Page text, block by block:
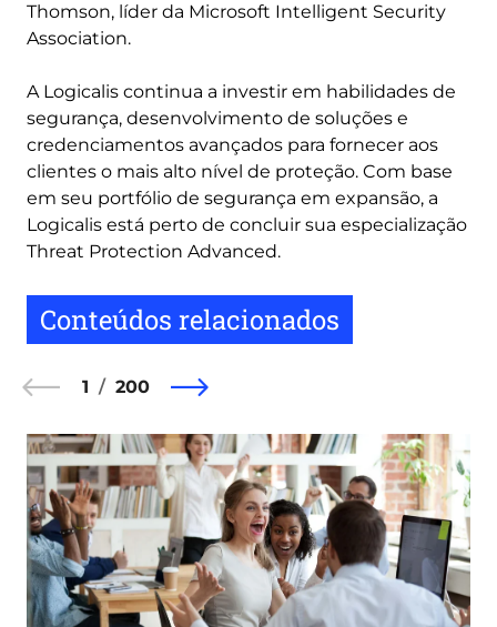
Thomson, líder da Microsoft Intelligent Security
Association.
A Logicalis continua a investir em habilidades de
segurança, desenvolvimento de soluções e
credenciamentos avançados para fornecer aos
clientes o mais alto nível de proteção. Com base
em seu portfólio de segurança em expansão, a
Logicalis está perto de concluir sua especialização
Threat Protection Advanced.
Conteúdos relacionados
1 200